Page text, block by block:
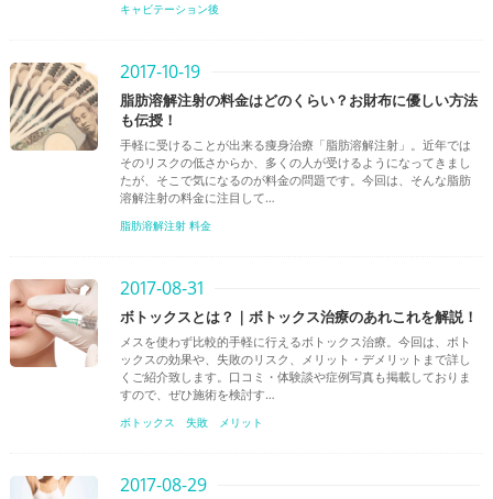
キャビテーション後
2017-10-19
脂肪溶解注射の料金はどのくらい？お財布に優しい方法
も伝授！
手軽に受けることが出来る痩身治療「脂肪溶解注射」。近年では
そのリスクの低さからか、多くの人が受けるようになってきまし
たが、そこで気になるのが料金の問題です。今回は、そんな脂肪
溶解注射の料金に注目して…
脂肪溶解注射 料金
2017-08-31
ボトックスとは？｜ボトックス治療のあれこれを解説！
メスを使わず比較的手軽に行えるボトックス治療。今回は、ボト
ックスの効果や、失敗のリスク、メリット・デメリットまで詳し
くご紹介致します。口コミ・体験談や症例写真も掲載しておりま
すので、ぜひ施術を検討す…
ボトックス 失敗 メリット
2017-08-29